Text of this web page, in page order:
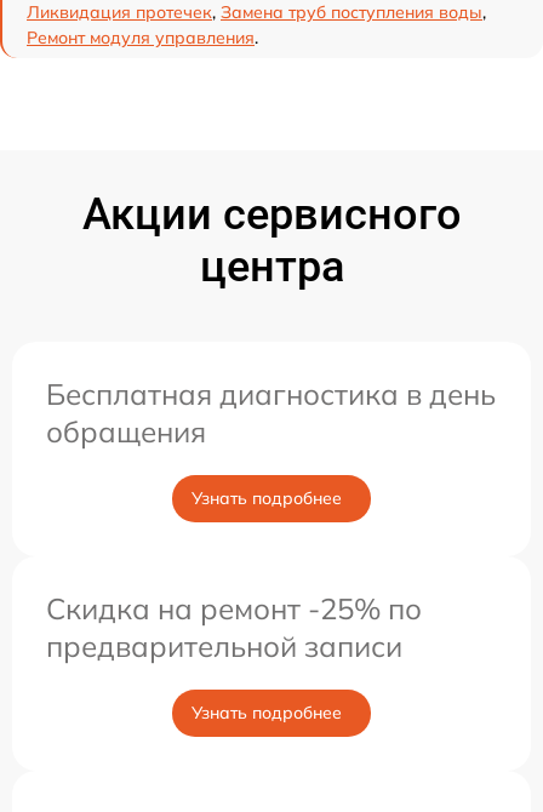
Ликвидация протечек, Замена труб поступления воды,
Ремонт модуля управления.
Акции сервисного
центра
Бесплатная диагностика в день
обращения
Узнать подробнее
Скидка на ремонт -25% по
предварительной записи
Узнать подробнее